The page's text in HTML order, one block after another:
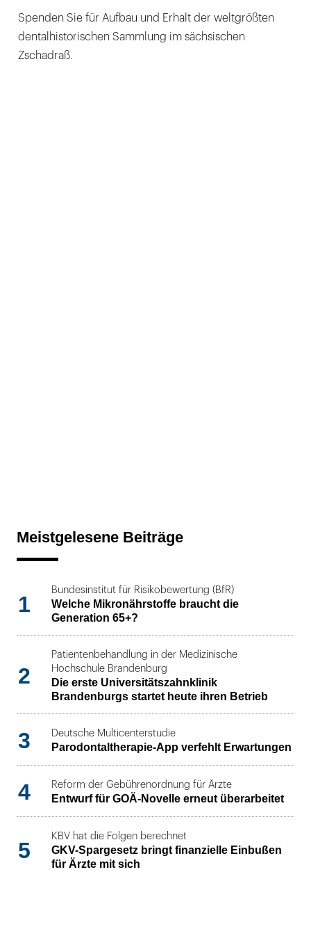
Spenden Sie für Aufbau und Erhalt der weltgrößten
dentalhistorischen Sammlung im sächsischen
Zschadraß.
Meistgelesene Beiträge
1
Bundesinstitut für Risikobewertung (BfR)
Welche Mikronährstoffe braucht die
Generation 65+?
2
Patientenbehandlung in der Medizinische
Hochschule Brandenburg
Die erste Universitätszahnklinik
Brandenburgs startet heute ihren Betrieb
3 Deutsche Multicenterstudie
Parodontaltherapie-App verfehlt Erwartungen
4 Reform der Gebührenordnung für Ärzte
Entwurf für GOÄ-Novelle erneut überarbeitet
5
KBV hat die Folgen berechnet
GKV-Spargesetz bringt finanzielle Einbußen
für Ärzte mit sich